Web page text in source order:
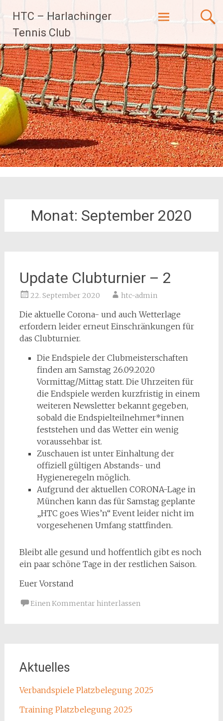
HTC – Harlachinger
Tennis Club
Zum
Inhalt
Monat: September 2020
Update Clubturnier – 2
22. September 2020 htc-admin
Die aktuelle Corona- und auch Wetterlage
erfordern leider erneut Einschränkungen für
das Clubturnier.
Die Endspiele der Clubmeisterschaften
finden am Samstag 26.09.2020
Vormittag/Mittag statt. Die Uhrzeiten für
die Endspiele werden kurzfristig in einem
weiteren Newsletter bekannt gegeben,
sobald die Endspielteilnehmer*innen
feststehen und das Wetter ein wenig
voraussehbar ist.
Zuschauen ist unter Einhaltung der
offiziell gültigen Abstands- und
Hygieneregeln möglich.
Aufgrund der aktuellen CORONA-Lage in
München kann das für Samstag geplante
„HTC goes Wies’n“ Event leider nicht im
vorgesehenen Umfang stattfinden.
Bleibt alle gesund und hoffentlich gibt es noch
ein paar schöne Tage in der restlichen Saison.
Euer Vorstand
Einen Kommentar hinterlassen
Aktuelles
Verbandspiele Platzbelegung 2025
Training Platzbelegung 2025